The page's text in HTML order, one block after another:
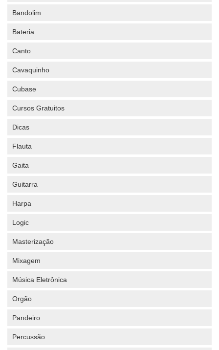
Bandolim
Bateria
Canto
Cavaquinho
Cubase
Cursos Gratuitos
Dicas
Flauta
Gaita
Guitarra
Harpa
Logic
Masterização
Mixagem
Música Eletrônica
Orgão
Pandeiro
Percussão